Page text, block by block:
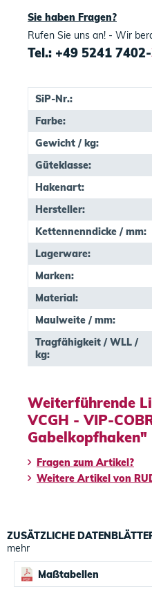
Sie haben Fragen?
Rufen Sie uns an! - Wir
Tel.: +49 5241 7402-
SiP-Nr.:
Farbe:
Gewicht / kg:
Güteklasse:
Hakenart:
Hersteller:
Kettennenndicke / mm:
Lagerware:
Marken:
Material:
Maulweite / mm:
Tragfähigkeit / WLL /
kg:
Weiterführende
VCGH - VIP-
Gabelkopfhaken"
Fragen zum Artikel?
Weitere Artikel von
ZUSÄTZLICHE
mehr
Maßtabellen